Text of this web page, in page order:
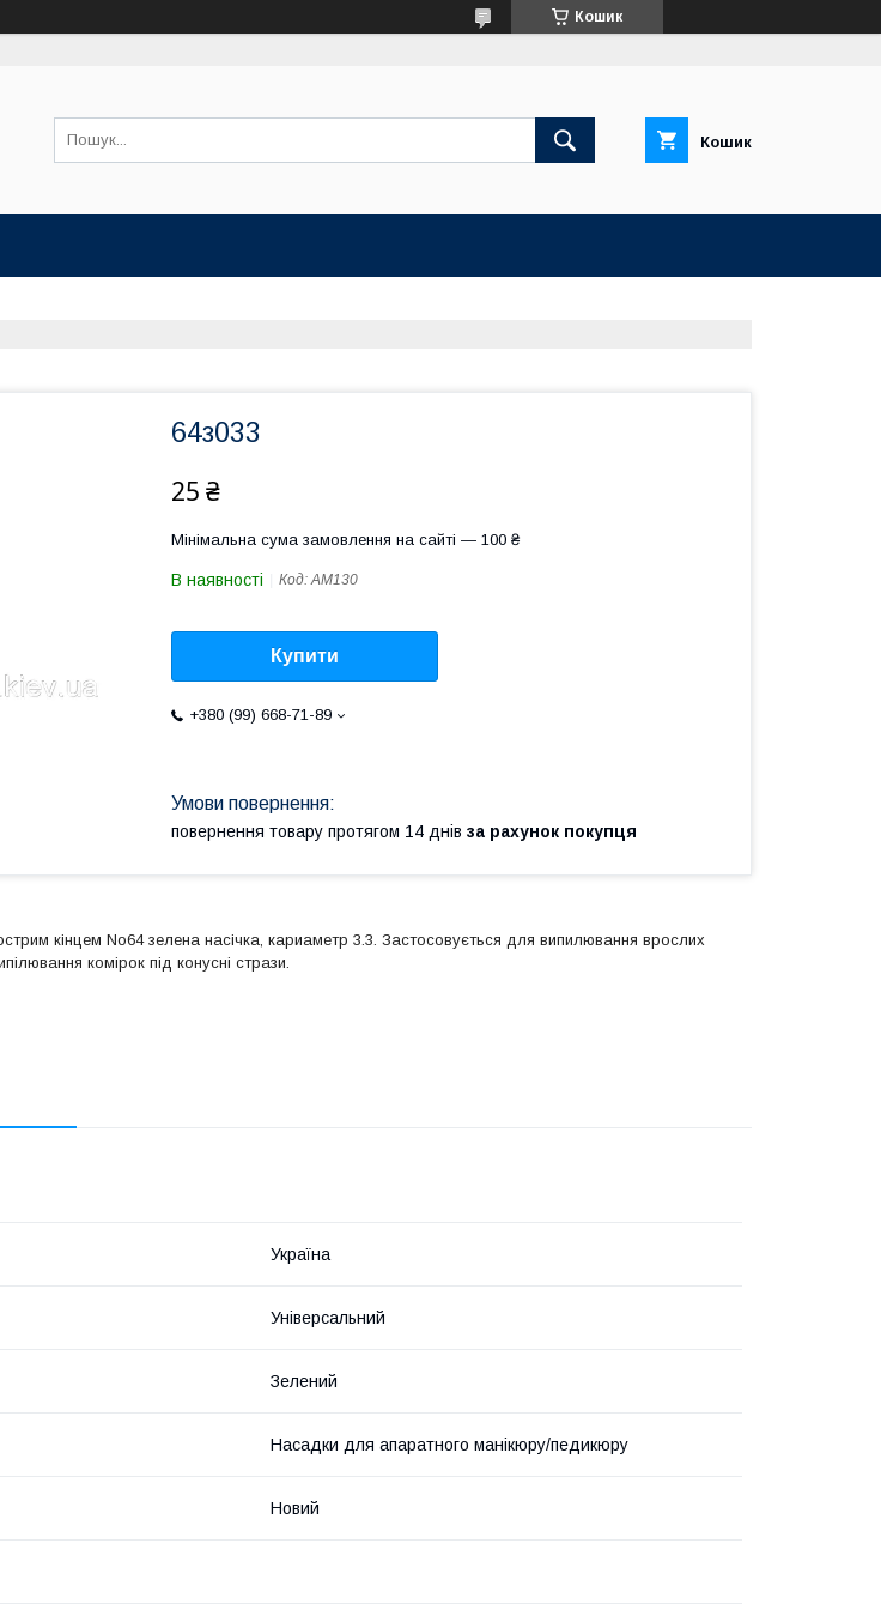
Кошик
Кошик
64з033
25 ₴
Мінімальна сума замовлення на сайті — 100 ₴
В наявності Код:АМ130
Купити
+380 (99) 668-71-89
повернення товару протягом 14 днів за рахунок покупця
кінцем No64 зелена насічка, кариаметр 3.3. Застосовується для випилювання врослих
комірок під конусні стрази.
Україна
Універсальний
Зелений
Насадки для апаратного манікюру/педикюру
Новий